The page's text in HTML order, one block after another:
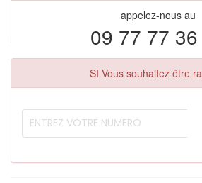
appelez-nous au
09 77 77
SI Vous souhaitez être